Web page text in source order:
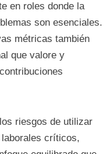
en roles donde la
son esenciales.
métricas también
que valore y
riesgos de utilizar
críticos,